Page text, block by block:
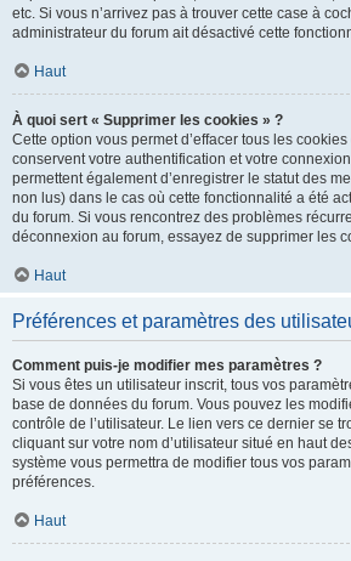
etc. Si vous n’arrivez pas à trouver cette case à
administrateur du forum ait désactivé cette
Haut
À quoi sert « Supprimer les cookies » ?
Cette option vous permet d’effacer tous les
conservent votre authentification et votre
permettent également d’enregistrer le statut des
non lus) dans le cas où cette fonctionnalité a été
du forum. Si vous rencontrez des problèmes
déconnexion au forum, essayez de supprimer les
Haut
Préférences et paramètres des
Comment puis-je modifier mes paramètres ?
Si vous êtes un utilisateur inscrit, tous vos
base de données du forum. Vous pouvez les
contrôle de l’utilisateur. Le lien vers ce dernier se
cliquant sur votre nom d’utilisateur situé en haut
système vous permettra de modifier tous vos
préférences.
Haut